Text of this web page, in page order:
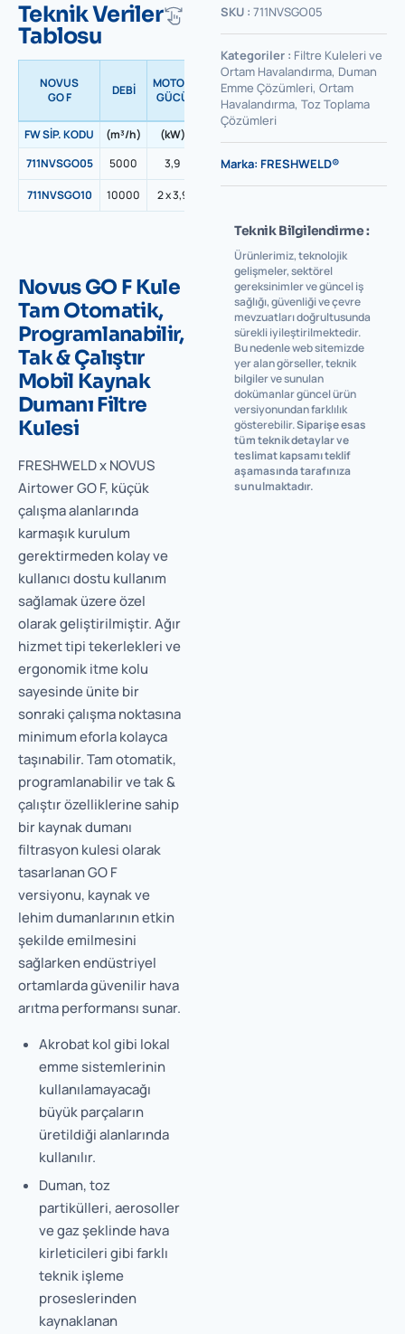
SKU : 711NVSGO05
Kategoriler : Filtre Kuleleri ve
Ortam Havalandırma, Duman
Emme Çözümleri, Ortam
Havalandırma, Toz Toplama
Çözümleri
Marka: FRESHWELD®
Teknik Bilgilendirme :
Ürünlerimiz, teknolojik
gelişmeler, sektörel
gereksinimler ve güncel iş
sağlığı, güvenliği ve çevre
mevzuatları doğrultusunda
sürekli iyileştirilmektedir.
Bu nedenle web sitemizde
yer alan görseller, teknik
bilgiler ve sunulan
dokümanlar güncel ürün
versiyonundan farklılık
gösterebilir.Siparişe esas
tüm teknik detaylar ve
teslimat kapsamı teklif
aşamasında tarafınıza
sunulmaktadır.
Teknik Veriler
Tablosu
NOVUS
GO F
DEBİ
MOTOR
GÜCÜ
FİLTRASYON AŞAMALARI
FW SİP. KODU (m³/h) (kW)
711NVSGO05
5000 3,9 1 x M6 – 9m² 1 x F9 – 33m²
711NVSGO10 10000 2 x 3,9
Novus GO F Kule
Tam Otomatik,
Programlanabilir,
Tak & Çalıştır
Mobil Kaynak
Dumanı Filtre
Kulesi
FRESHWELD x NOVUS
Airtower GO F, küçük
çalışma alanlarında
karmaşık kurulum
gerektirmeden kolay ve
kullanıcı dostu kullanım
sağlamak üzere özel
olarak geliştirilmiştir. Ağır
hizmet tipi tekerlekleri ve
ergonomik itme kolu
sayesinde ünite bir
sonraki çalışma noktasına
minimum eforla kolayca
taşınabilir. Tam otomatik,
programlanabilir ve tak &
çalıştır özelliklerine sahip
bir kaynak dumanı
filtrasyon kulesi olarak
tasarlanan GO F
versiyonu, kaynak ve
lehim dumanlarının etkin
şekilde emilmesini
sağlarken endüstriyel
ortamlarda güvenilir hava
arıtma performansı sunar.
Akrobat kol gibi lokal
emme sistemlerinin
kullanılamayacağı
büyük parçaların
üretildiği alanlarında
kullanılır.
Duman, toz
partikülleri, aerosoller
ve gaz şeklinde hava
kirleticileri gibi farklı
teknik işleme
proseslerinden
kaynaklanan